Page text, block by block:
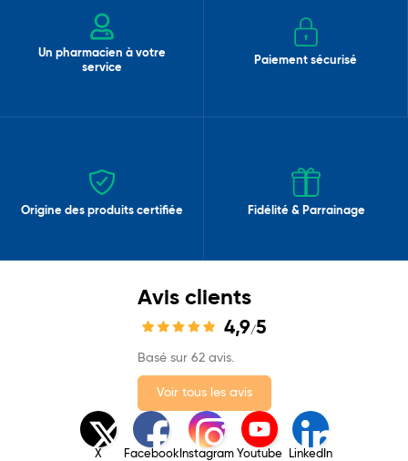
Un pharmacien à votre
service
Paiement sécurisé
Origine des produits certifiée Fidélité & Parrainage
Avis clients
4,9/5
Basé sur 62 avis.
Voir tous les avis
X Facebook Instagram Youtube LinkedIn